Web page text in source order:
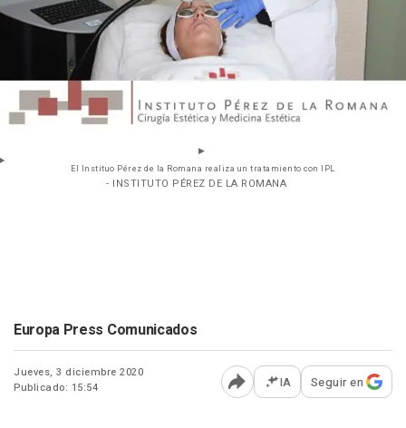
El Instituo Pérez de la Romana realiza un tratamiento con IPL
- INSTITUTO PÉREZ DE LA ROMANA
Europa Press Comunicados
Jueves, 3 diciembre 2020
Publicado: 15:54
Abrir opciones para
IA Seguir en